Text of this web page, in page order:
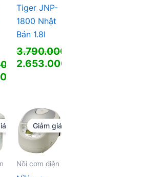
₫
₫.
₫.
Tiger JNP-
1800 Nhật
Bản 1.8l
3.790.000
Giá
2.653.000
là:
2.653.000 ₫.
Giảm giá!
Nồi cơm điện